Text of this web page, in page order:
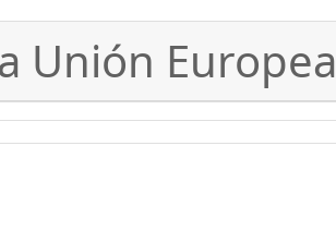
Unión Europea